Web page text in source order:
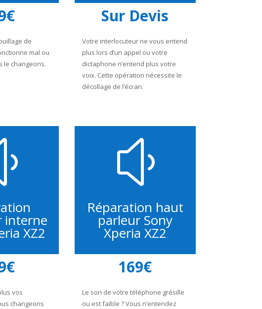
de
mal ou
le changeons.
Sur Devis
Votre interlocuteur ne vous entend
plus lors d’un appel ou votre
dictaphone n’entend plus votre
voix. Cette opération nécessite le
décollage de l’écran.
interne
XZ2
vos
changeons
y
Réparation haut
parleur Sony
Xperia XZ2
169€
Le son de votre téléphone grésille
ou est faible ? Vous n’entendez